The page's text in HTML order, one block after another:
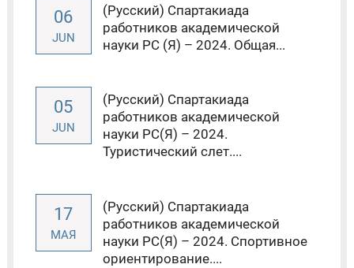
06
JUN
(Русский) Спартакиада
работников академической
науки РС (Я) – 2024. Общая...
05
JUN
(Русский) Спартакиада
работников академической
науки РС(Я) – 2024.
Туристический слет....
17
МАЯ
(Русский) Спартакиада
работников академической
науки РС(Я) – 2024. Спортивное
ориентирование....